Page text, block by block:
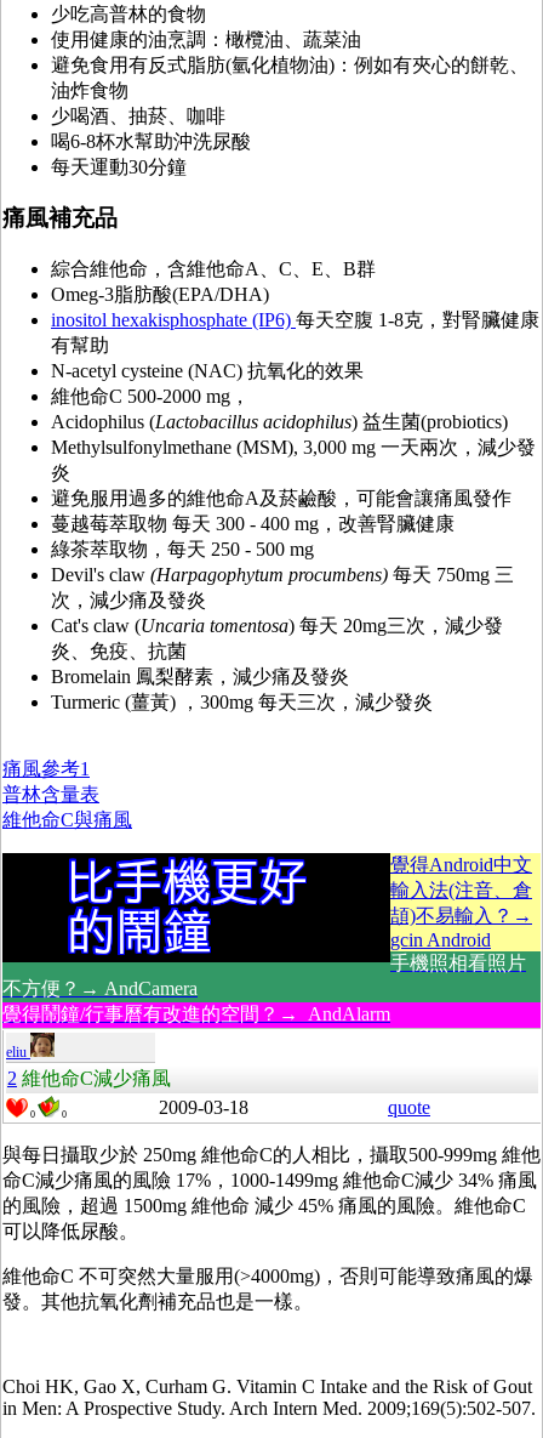
少吃高普林的食物
使用健康的油烹調：橄欖油、蔬菜油
避免食用有反式脂肪(氫化植物油)：例如有夾心的餅乾、
油炸食物
少喝酒、抽菸、咖啡
喝6-8杯水幫助沖洗尿酸
每天運動30分鐘
痛風補充品
綜合維他命，含維他命A、C、E、B群
Omeg-3脂肪酸(EPA/DHA)
inositol hexakisphosphate (IP6) 每天空腹 1-8克，對腎臟健康
有幫助
N-acetyl cysteine (NAC) 抗氧化的效果
維他命C 500-2000 mg，
Acidophilus (Lactobacillus acidophilus) 益生菌(probiotics)
Methylsulfonylmethane (MSM), 3,000 mg 一天兩次，減少發
炎
避免服用過多的維他命A及菸鹼酸，可能會讓痛風發作
蔓越莓萃取物 每天 300 - 400 mg，改善腎臟健康
綠茶萃取物，每天 250 - 500 mg
Devil's claw (Harpagophytum procumbens) 每天 750mg 三
次，減少痛及發炎
Cat's claw (Uncaria tomentosa) 每天 20mg三次，減少發
炎、免疫、抗菌
Bromelain 鳳梨酵素，減少痛及發炎
Turmeric (薑黃) ，300mg 每天三次，減少發炎
痛風參考1
普林含量表
維他命C與痛風
覺得Android中文
輸入法(注音、倉
頡)不易輸入？→
gcin Android
手機照相看照片
不方便？→ AndCamera
覺得鬧鐘/行事曆有改進的空間？→ AndAlarm
eliu
2 維他命C減少痛風
0 0 2009-03-18 quote
與每日攝取少於 250mg 維他命C的人相比，攝取500-999mg 維他
命C減少痛風的風險 17%，1000-1499mg 維他命C減少 34% 痛風
的風險，超過 1500mg 維他命 減少 45% 痛風的風險。維他命C
可以降低尿酸。
維他命C 不可突然大量服用(>4000mg)，否則可能導致痛風的爆
發。其他抗氧化劑補充品也是一樣。
Choi HK, Gao X, Curham G. Vitamin C Intake and the Risk of Gout
in Men: A Prospective Study. Arch Intern Med. 2009;169(5):502-507.